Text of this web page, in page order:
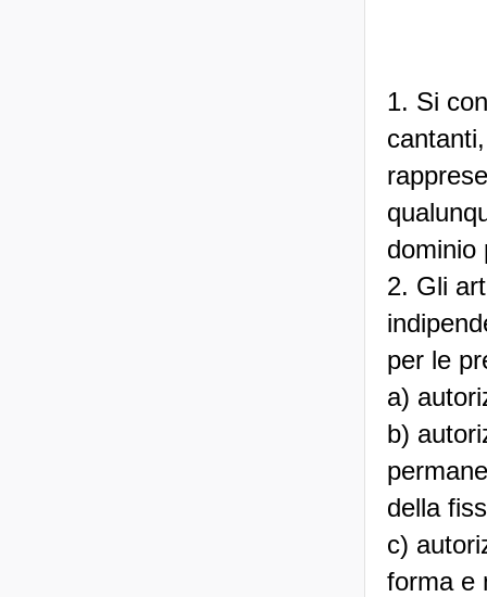
1. Si
dominio
2. Gli
per le
a)
b)
della
c)
forma e